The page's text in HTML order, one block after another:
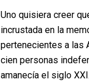
Uno quisiera creer
incrustada en la
pertenecientes a las
cien personas
amanecía el siglo